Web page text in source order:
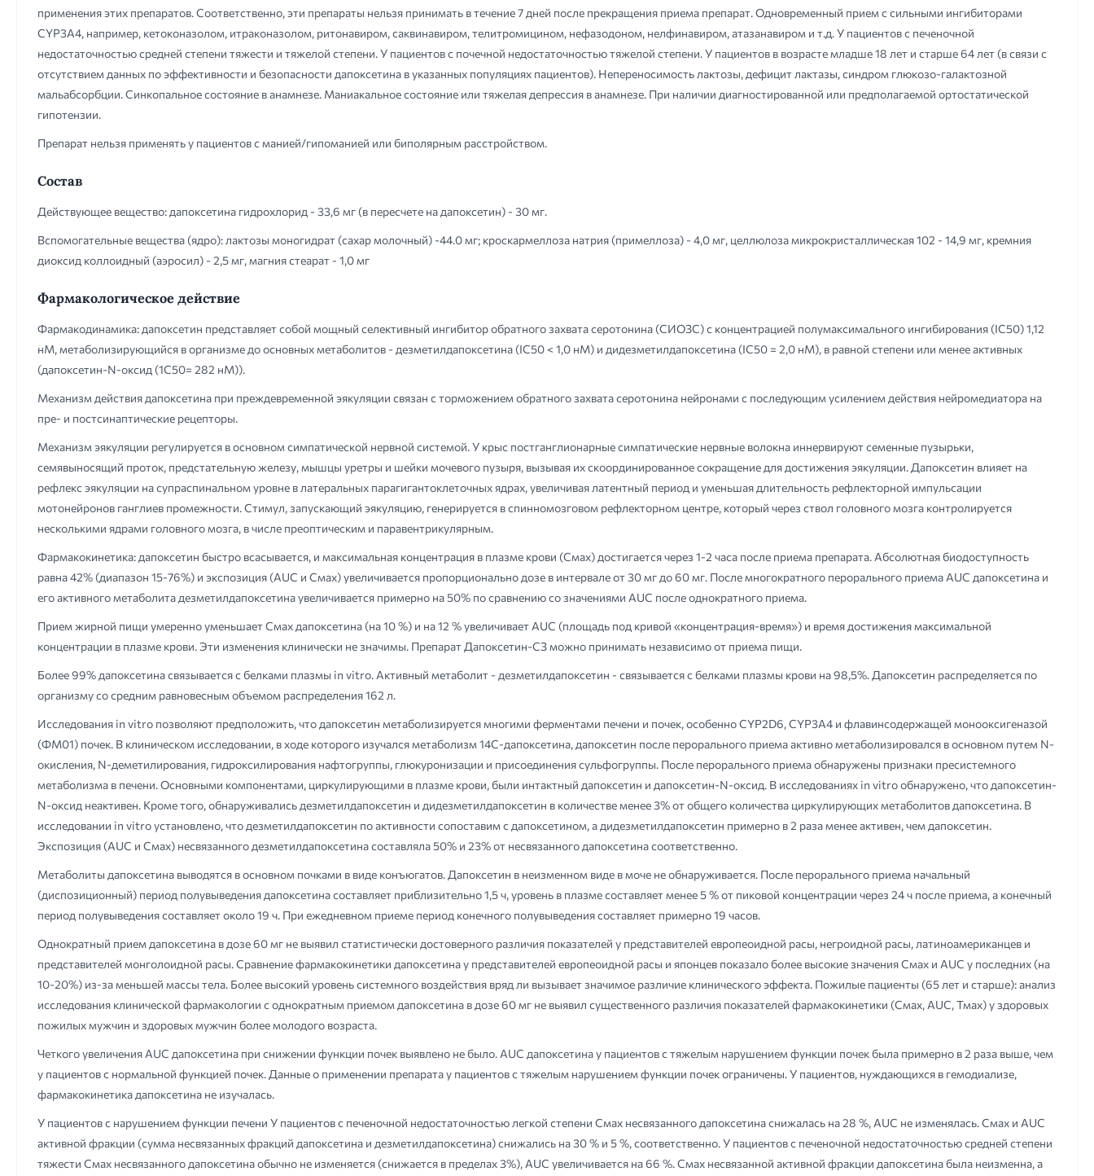
применения этих препаратов. Соответственно, эти препараты нельзя принимать в течение 7 дней после прекращения приема препарат. Одновременный прием с сильными ингибиторами
CYP3A4, например, кетоконазолом, итраконазолом, ритонавиром, саквинавиром, телитромицином, нефазодоном, нелфинавиром, атазанавиром и т.д. У пациентов с печеночной
недостаточностью средней степени тяжести и тяжелой степени. У пациентов с почечной недостаточностью тяжелой степени. У пациентов в возрасте младше 18 лет и старше 64 лет (в связи с
отсутствием данных по эффективности и безопасности дапоксетина в указанных популяциях пациентов). Непереносимость лактозы, дефицит лактазы, синдром глюкозо-галактозной
мальабсорбции. Синкопальное состояние в анамнезе. Маниакальное состояние или тяжелая депрессия в анамнезе. При наличии диагностированной или предполагаемой ортостатической
гипотензии.
Препарат нельзя применять у пациентов с манией/гипоманией или биполярным расстройством.
Состав
Действующее вещество: дапоксетина гидрохлорид - 33,6 мг (в пересчете на дапоксетин) - 30 мг.
Вспомогательные вещества (ядро): лактозы моногидрат (сахар молочный) -44.0 мг; кроскармеллоза натрия (примеллоза) - 4,0 мг, целлюлоза микрокристаллическая 102 - 14,9 мг, кремния
диоксид коллоидный (аэросил) - 2,5 мг, магния стеарат - 1,0 мг
Фармакологическое действие
Фармакодинамика: дапоксетин представляет собой мощный селективный ингибитор обратного захвата серотонина (СИОЗС) с концентрацией полумаксимального ингибирования (IC50) 1,12
нМ, метаболизирующийся в организме до основных метаболитов - дезметилдапоксетина (IC50 < 1,0 нМ) и дидезметилдапоксетина (IC50 = 2,0 нМ), в равной степени или менее активных
(дапоксетин-N-оксид (1С50= 282 нМ)).
Механизм действия дапоксетина при преждевременной эякуляции связан с торможением обратного захвата серотонина нейронами с последующим усилением действия нейромедиатора на
пре- и постсинаптические рецепторы.
Механизм эякуляции регулируется в основном симпатической нервной системой. У крыс постганглионарные симпатические нервные волокна иннервируют семенные пузырьки,
семявыносящий проток, предстательную железу, мышцы уретры и шейки мочевого пузыря, вызывая их скоординированное сокращение для достижения эякуляции. Дапоксетин влияет на
рефлекс эякуляции на супраспинальном уровне в латеральных парагигантоклеточных ядрах, увеличивая латентный период и уменьшая длительность рефлекторной импульсации
мотонейронов ганглиев промежности. Стимул, запускающий эякуляцию, генерируется в спинномозговом рефлекторном центре, который через ствол головного мозга контролируется
несколькими ядрами головного мозга, в числе преоптическим и паравентрикулярным.
Фармакокинетика: дапоксетин быстро всасывается, и максимальная концентрация в плазме крови (Смах) достигается через 1-2 часа после приема препарата. Абсолютная биодоступность
равна 42% (диапазон 15-76%) и экспозиция (AUC и Смах) увеличивается пропорционально дозе в интервале от 30 мг до 60 мг. После многократного перорального приема AUC дапоксетина и
его активного метаболита дезметилдапоксетина увеличивается примерно на 50% по сравнению со значениями AUC после однократного приема.
Прием жирной пищи умеренно уменьшает Смах дапоксетина (на 10 %) и на 12 % увеличивает AUC (площадь под кривой «концентрация-время») и время достижения максимальной
концентрации в плазме крови. Эти изменения клинически не значимы. Препарат Дапоксетин-СЗ можно принимать независимо от приема пищи.
Более 99% дапоксетина связывается с белками плазмы in vitro. Активный метаболит - дезметилдапоксетин - связывается с белками плазмы крови на 98,5%. Дапоксетин распределяется по
организму со средним равновесным объемом распределения 162 л.
Исследования in vitro позволяют предположить, что дапоксетин метаболизируется многими ферментами печени и почек, особенно CYP2D6, CYP3A4 и флавинсодержащей монооксигеназой
(ФМ01) почек. В клиническом исследовании, в ходе которого изучался метаболизм 14С-дапоксетина, дапоксетин после перорального приема активно метаболизировался в основном путем N-
окисления, N-деметилирования, гидроксилирования нафтогруппы, глюкуронизации и присоединения сульфогруппы. После перорального приема обнаружены признаки пресистемного
метаболизма в печени. Основными компонентами, циркулирующими в плазме крови, были интактный дапоксетин и дапоксетин-N-оксид. В исследованиях in vitro обнаружено, что дапоксетин-
N-оксид неактивен. Кроме того, обнаруживались дезметилдапоксетин и дидезметилдапоксетин в количестве менее 3% от общего количества циркулирующих метаболитов дапоксетина. В
исследовании in vitro установлено, что дезметилдапоксетин по активности сопоставим с дапоксетином, а дидезметилдапоксетин примерно в 2 раза менее активен, чем дапоксетин.
Экспозиция (AUC и Смах) несвязанного дезметилдапоксетина составляла 50% и 23% от несвязанного дапоксетина соответственно.
Метаболиты дапоксетина выводятся в основном почками в виде конъюгатов. Дапоксетин в неизменном виде в моче не обнаруживается. После перорального приема начальный
(диспозиционный) период полувыведения дапоксетина составляет приблизительно 1,5 ч, уровень в плазме составляет менее 5 % от пиковой концентрации через 24 ч после приема, а конечный
период полувыведения составляет около 19 ч. При ежедневном приеме период конечного полувыведения составляет примерно 19 часов.
Однократный прием дапоксетина в дозе 60 мг не выявил статистически достоверного различия показателей у представителей европеоидной расы, негроидной расы, латиноамериканцев и
представителей монголоидной расы. Сравнение фармакокинетики дапоксетина у представителей европеоидной расы и японцев показало более высокие значения Смах и AUC у последних (на
10-20%) из-за меньшей массы тела. Более высокий уровень системного воздействия вряд ли вызывает значимое различие клинического эффекта. Пожилые пациенты (65 лет и старше): анализ
исследования клинической фармакологии с однократным приемом дапоксетина в дозе 60 мг не выявил существенного различия показателей фармакокинетики (Смах, AUC, Тмах) у здоровых
пожилых мужчин и здоровых мужчин более молодого возраста.
Четкого увеличения AUC дапоксетина при снижении функции почек выявлено не было. AUC дапоксетина у пациентов с тяжелым нарушением функции почек была примерно в 2 раза выше, чем
у пациентов с нормальной функцией почек. Данные о применении препарата у пациентов с тяжелым нарушением функции почек ограничены. У пациентов, нуждающихся в гемодиализе,
фармакокинетика дапоксетина не изучалась.
У пациентов с нарушением функции печени У пациентов с печеночной недостаточностью легкой степени Смах несвязанного дапоксетина снижалась на 28 %, AUC не изменялась. Смах и AUC
активной фракции (сумма несвязанных фракций дапоксетина и дезметилдапоксетина) снижались на 30 % и 5 %, соответственно. У пациентов с печеночной недостаточностью средней степени
тяжести Смах несвязанного дапоксетина обычно не изменяется (снижается в пределах 3%), AUC увеличивается на 66 %. Смах несвязанной активной фракции дапоксетина была неизменна, a